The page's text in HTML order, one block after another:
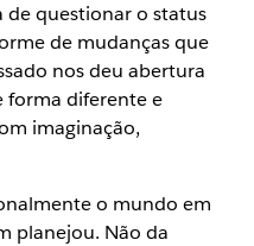
de questionar o status
de mudanças que
nos deu abertura
forma diferente e
imaginação,
o mundo em
planejou. Não da